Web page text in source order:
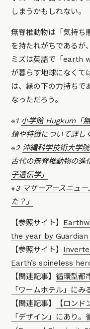
しまうかもしれない。
無脊椎動物は「気持ち
を持たれがちであるが
ミズは英語で「earth
が暮らす地球になくて
は、縁の下の力持ちで
なっただろう。
※1 小学館 Hugkum「
類や特徴について詳し
※2 沖縄科学技術大学
古代の無脊椎動物の進
子遺伝学」
※3マザーアースニュ
た？」
【参照サイト】
the year by
【参照サイト】
Earth’s spineless
【関連記事】循環型都
「ワームホテル」に
【関連記事】
【ロン
「デザイン」にあり